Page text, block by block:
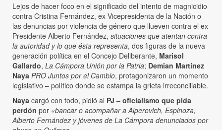
Lejos de hacer foco en el significado del intento de magnicidio
contra Cristina Fernández, ex Vicepresidenta de la Nación o
las denuncias por violencia de género que llueven contra el ex
Presidente Alberto Fernández, situaciones que atentan contra
la autoridad y lo que ésta representa, dos figuras de la nueva
generación política en el Concejo Deliberante, Marisol
Gallardo, La Cámpora Unión por la Patria; Demian Martínez
Naya PRO Juntos por el Cambio, protagonizaron un momento
legislativo – político donde se estampa la grieta irreconciliable.
Naya cargó con todo, pidió al PJ – oficialismo que pida
perdón por «bancar o acompañar a Alperovich, Espinoza,
Alberto Fernández y jóvenes de La Cámpora denunciados por